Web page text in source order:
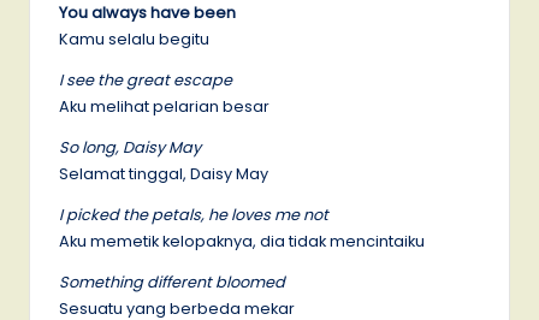
You always have been
Kamu selalu begitu
I see the great escape
Aku melihat pelarian besar
So long, Daisy May
Selamat tinggal, Daisy May
I picked the petals, he loves me not
Aku memetik kelopaknya, dia tidak mencintaiku
Something different bloomed
Sesuatu yang berbeda mekar